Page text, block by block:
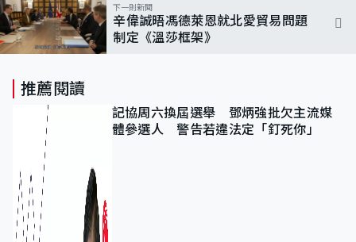
下一則新聞
辛偉誠晤馮德萊恩就北愛貿易問題
制定《溫莎框架》
推薦閱讀
記協周六換屆選舉 鄧炳強批欠主流媒
體參選人 警告若違法定「釘死你」